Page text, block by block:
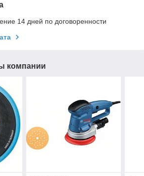
14 дней по договоренности
компании